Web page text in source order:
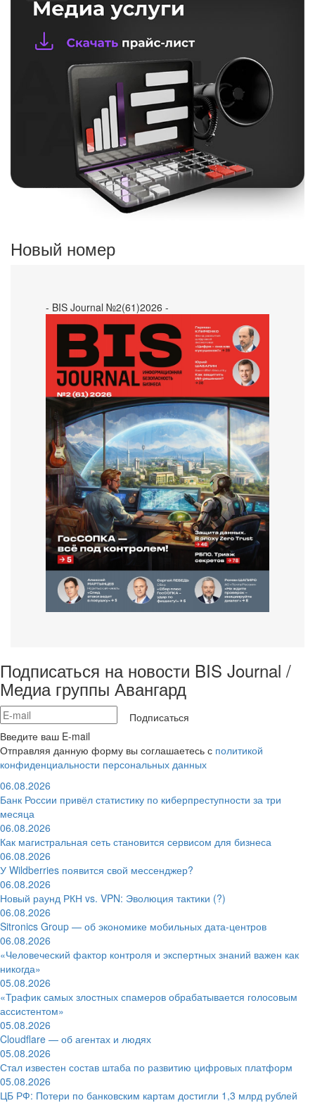
Новый номер
- BIS Journal №2(61)2026 -
Подписаться на новости BIS Journal /
Медиа группы Авангард
Подписаться
Введите ваш E-mail
Отправляя данную форму вы соглашаетесь с политикой
конфиденциальности персональных данных
06.08.2026
Банк России привёл статистику по киберпреступности за три
месяца
06.08.2026
Как магистральная сеть становится сервисом для бизнеса
06.08.2026
У Wildberries появится свой мессенджер?
06.08.2026
Новый раунд РКН vs. VPN: Эволюция тактики (?)
06.08.2026
Sitronics Group — об экономике мобильных дата-центров
06.08.2026
«Человеческий фактор контроля и экспертных знаний важен как
никогда»
05.08.2026
«Трафик самых злостных спамеров обрабатывается голосовым
ассистентом»
05.08.2026
Cloudflare — об агентах и людях
05.08.2026
Стал известен состав штаба по развитию цифровых платформ
05.08.2026
ЦБ РФ: Потери по банковским картам достигли 1,3 млрд рублей